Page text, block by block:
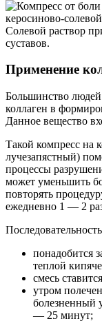
Солевой раствор
суставов.
Применение
Большинство
коллаген в
Данное вещество
Такой компресс на
лучезапястный)
процессы
может уменьшить
повторять
ежедневно 1 — 2
понадобится
теплой
смесь
утром
болезненный
— 25 минут;